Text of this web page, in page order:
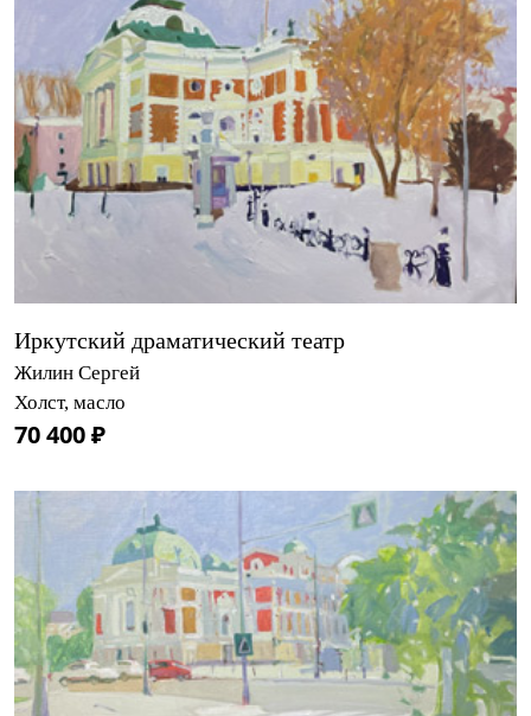
Иркутский драматический театр
Жилин Сергей
Холст, масло
70 400 ₽